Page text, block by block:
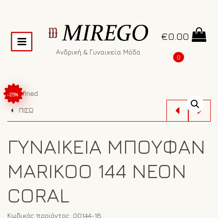
Ανδρική & Γυναικεία Μόδα
€0.00
0
-25%
undefined
ΠΙΣΩ
ΓΥΝΑΙΚΕΊΑ ΜΠΟΥΦΆΝ
MARIKOO 144 NEON
CORAL
Κωδικός προϊόντος: 00144-16